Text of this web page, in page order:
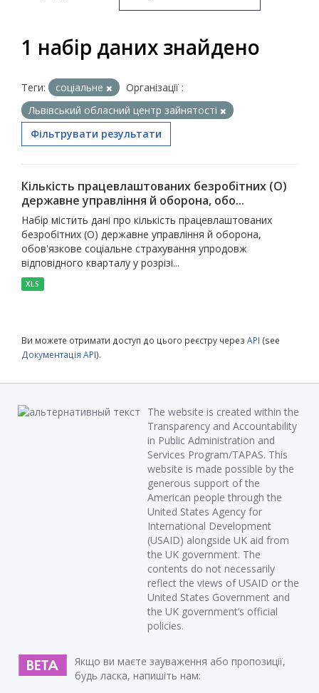
1 набір даних знайдено
Теги: соціальне
Організації :
Львівський обласний центр зайнятості
Фільтрувати результати
Кількість працевлаштованих безробітних (O)
державне управління й оборона, обо...
Набір містить дані про кількість працевлаштованих
безробітних (O) державне управління й оборона,
обов'язкове соціальне страхування упродовж
відповідного кварталу у розрізі...
XLS
Ви можете отримати доступ до цього реєстру через API (see
Документація API).
The website is created within the
Transparency and Accountability
in Public Administration and
Services Program/TAPAS. This
website is made possible by the
generous support of the
American people through the
United States Agency for
International Development
(USAID) alongside UK aid from
the UK government. The
contents do not necessarily
reflect the views of USAID or the
United States Government and
the UK government’s official
policies.
Якщо ви маєте зауваження або пропозиції,
будь ласка, напишіть нам: